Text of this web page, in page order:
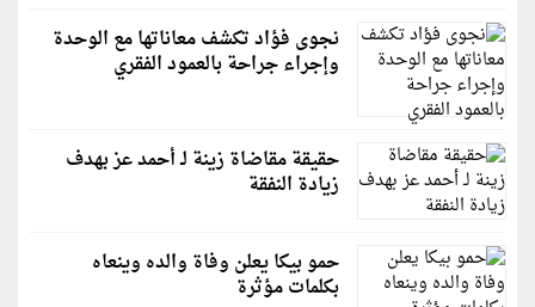
نجوى فؤاد تكشف معاناتها مع الوحدة
وإجراء جراحة بالعمود الفقري
حقيقة مقاضاة زينة لـ أحمد عز بهدف
زيادة النفقة
حمو بيكا يعلن وفاة والده وينعاه
بكلمات مؤثرة